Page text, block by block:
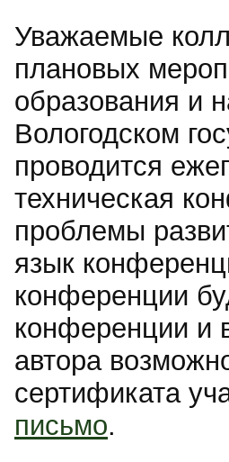
Уважаемые
плановых
образования и
Вологодском
проводится
техническая
проблемы
язык
конференции
конференции и
автора
сертификата
письмо.